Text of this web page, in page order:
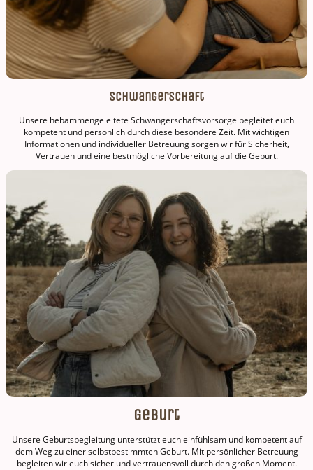
Schwangerschaft
Unsere hebammengeleitete Schwangerschaftsvorsorge begleitet euch
kompetent und persönlich durch diese besondere Zeit. Mit wichtigen
Informationen und individueller Betreuung sorgen wir für Sicherheit,
Vertrauen und eine bestmögliche Vorbereitung auf die Geburt.
Geburt
Unsere Geburtsbegleitung unterstützt euch einfühlsam und kompetent auf
dem Weg zu einer selbstbestimmten Geburt. Mit persönlicher Betreuung
begleiten wir euch sicher und vertrauensvoll durch den großen Moment.